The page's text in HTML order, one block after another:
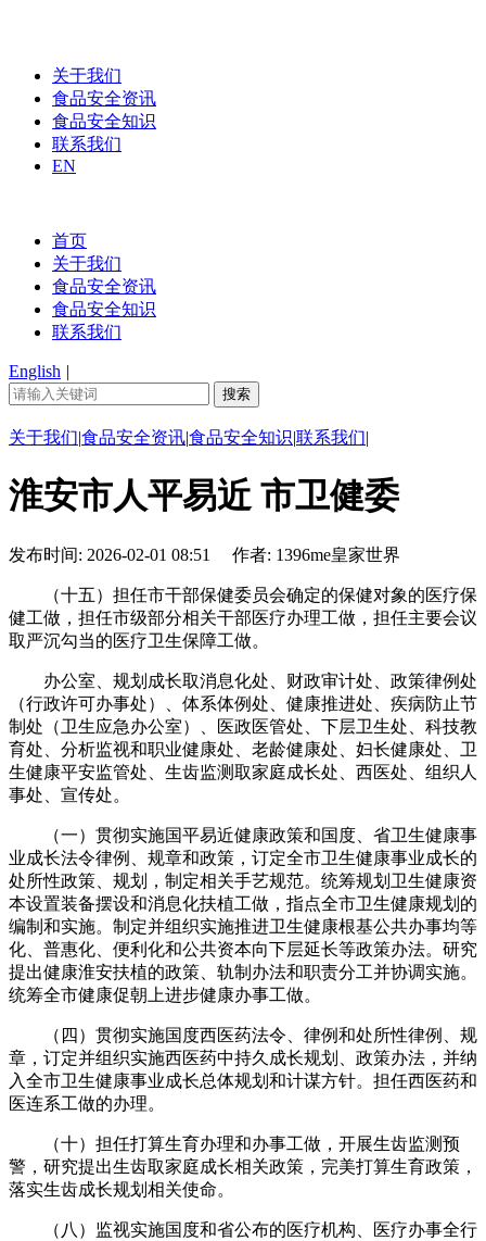
关于我们
食品安全资讯
食品安全知识
联系我们
EN
首页
关于我们
食品安全资讯
食品安全知识
联系我们
English |
关于我们|食品安全资讯|食品安全知识|联系我们|
淮安市人平易近 市卫健委
发布时间: 2026-02-01 08:51 作者: 1396me皇家世界
（十五）担任市干部保健委员会确定的保健对象的医疗保
健工做，担任市级部分相关干部医疗办理工做，担任主要会议
取严沉勾当的医疗卫生保障工做。
办公室、规划成长取消息化处、财政审计处、政策律例处
（行政许可办事处）、体系体例处、健康推进处、疾病防止节
制处（卫生应急办公室）、医政医管处、下层卫生处、科技教
育处、分析监视和职业健康处、老龄健康处、妇长健康处、卫
生健康平安监管处、生齿监测取家庭成长处、西医处、组织人
事处、宣传处。
（一）贯彻实施国平易近健康政策和国度、省卫生健康事
业成长法令律例、规章和政策，订定全市卫生健康事业成长的
处所性政策、规划，制定相关手艺规范。统筹规划卫生健康资
本设置装备摆设和消息化扶植工做，指点全市卫生健康规划的
编制和实施。制定并组织实施推进卫生健康根基公共办事均等
化、普惠化、便利化和公共资本向下层延长等政策办法。研究
提出健康淮安扶植的政策、轨制办法和职责分工并协调实施。
统筹全市健康促朝上进步健康办事工做。
（四）贯彻实施国度西医药法令、律例和处所性律例、规
章，订定并组织实施西医药中持久成长规划、政策办法，并纳
入全市卫生健康事业成长总体规划和计谋方针。担任西医药和
医连系工做的办理。
（十）担任打算生育办理和办事工做，开展生齿监测预
警，研究提出生齿取家庭成长相关政策，完美打算生育政策，
落实生齿成长规划相关使命。
（八）监视实施国度和省公布的医疗机构、医疗办事全行